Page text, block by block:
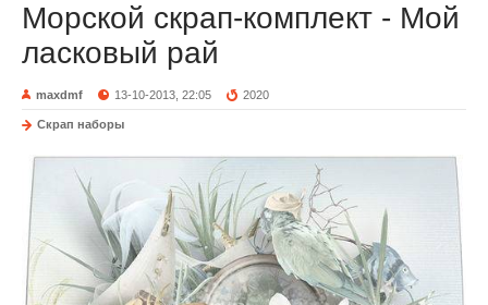
Морской скрап-комплект - Мой
ласковый рай
maxdmf 13-10-2013, 22:05 2020
Скрап наборы